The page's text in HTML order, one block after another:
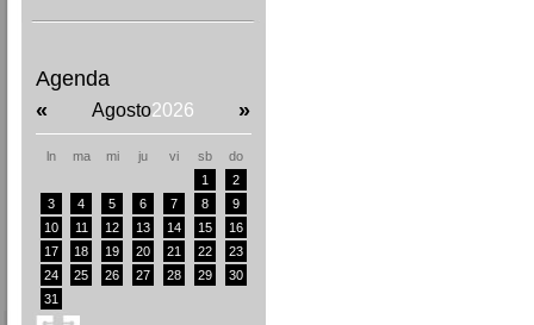
Agenda
«
Agosto2026 »
ln ma mi ju vi sb
do
1
2
3
4 5 6 7 8
9
10
11 12 13 14 15
16
17
18 19 20 21 22
23
24
25 26 27 28 29
30
31